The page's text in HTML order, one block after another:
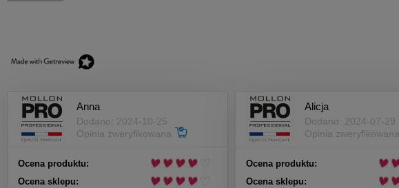
Anna
Dodano: 2024-10-25
Opinia zweryfikowana
Ocena produktu:
Ocena sklepu:
Alicja
Dodano: 2024-07-29
Opinia zweryfikowana
Ocena produktu:
Ocena sklepu: